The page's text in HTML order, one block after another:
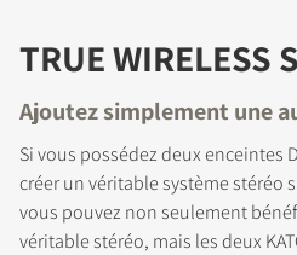
TRUE WIRELESS
Ajoutez simplement une
Si vous possédez deux enceintes
créer un véritable système stéréo
vous pouvez non seulement
véritable stéréo, mais les deux